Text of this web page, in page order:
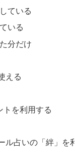
ている
いる
分だけ
える
トを利用する
ル占いの「絆」を